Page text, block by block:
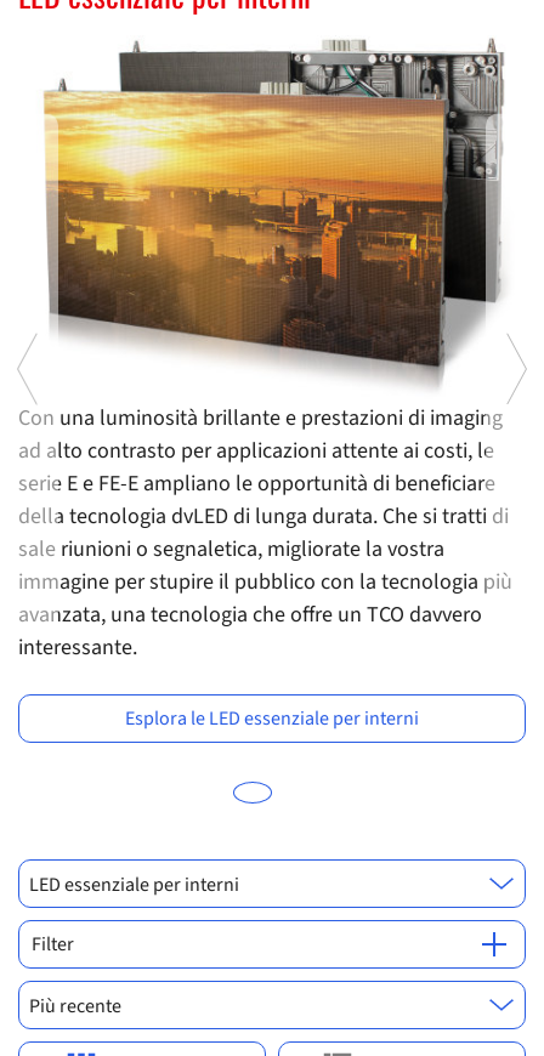
Previous
Con una luminosità brillante e prestazioni di imaging
ad alto contrasto per applicazioni attente ai costi, le
serie E e FE-E ampliano le opportunità di beneficiare
della tecnologia dvLED di lunga durata. Che si tratti di
sale riunioni o segnaletica, migliorate la vostra
immagine per stupire il pubblico con la tecnologia più
avanzata, una tecnologia che offre un TCO davvero
interessante.
Esplora le LED essenziale per interni
LED essenziale per interni
Filter
Più recente